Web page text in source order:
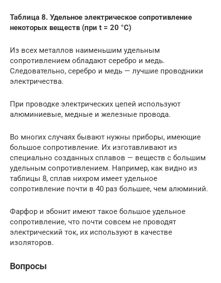
Таблица 8. Удельное электрическое сопротивление
некоторых веществ (при t = 20 °С)
Из всех металлов наименьшим удельным
сопротивлением обладают серебро и медь.
Следовательно, серебро и медь — лучшие проводники
электричества.
При проводке электрических цепей используют
алюминиевые, медные и железные провода.
Во многих случаях бывают нужны приборы, имеющие
большое сопротивление. Их изготавливают из
специально созданных сплавов — веществ с большим
удельным сопротивлением. Например, как видно из
таблицы 8, сплав нихром имеет удельное
сопротивление почти в 40 раз большее, чем алюминий.
Фарфор и эбонит имеют такое большое удельное
сопротивление, что почти совсем не проводят
электрический ток, их используют в качестве
изоляторов.
Вопросы